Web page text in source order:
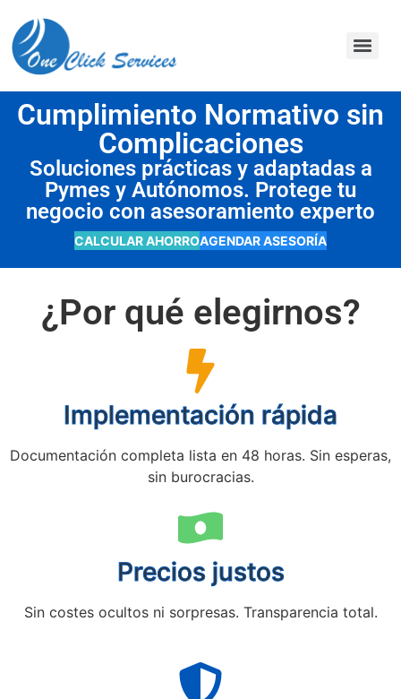
Cumplimiento Normativo sin
Complicaciones
Soluciones prácticas y adaptadas a
Pymes y Autónomos. Protege tu
negocio con asesoramiento experto
CALCULAR AHORROAGENDAR ASESORÍA
¿Por qué elegirnos?
Implementación rápida
Documentación completa lista en 48 horas. Sin esperas,
sin burocracias.
Precios justos
Sin costes ocultos ni sorpresas. Transparencia total.